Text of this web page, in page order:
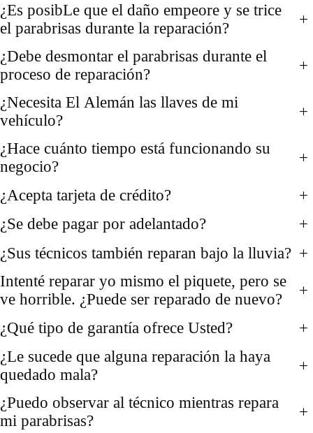
¿Es posibLe que el daño empeore y se trice
el parabrisas durante la reparación?
+
¿Debe desmontar el parabrisas durante el
proceso de reparación?
+
¿Necesita El Alemán las llaves de mi
vehículo?
+
¿Hace cuánto tiempo está funcionando su
negocio?
+
¿Acepta tarjeta de crédito?
+
¿Se debe pagar por adelantado?
+
¿Sus técnicos también reparan bajo la lluvia? +
Intenté reparar yo mismo el piquete, pero se
ve horrible. ¿Puede ser reparado de nuevo?
+
¿Qué tipo de garantía ofrece Usted?
+
¿Le sucede que alguna reparación la haya
quedado mala?
+
¿Puedo observar al técnico mientras repara
mi parabrisas?
+